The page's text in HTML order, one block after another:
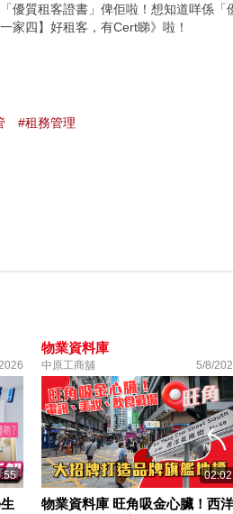
優質租客證書」俾佢啦！想知道咩係「
家四】好租客，有Cert睇》啦！
#租務管理
物業資料庫
中原工商舖 5/8/
02:02
物業資料庫 旺角吸金心臟！西洋